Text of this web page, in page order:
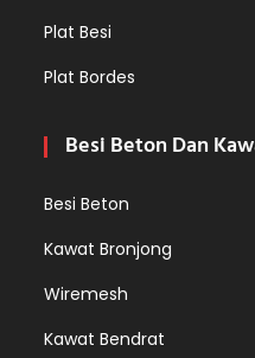
Plat Besi
Plat Bordes
Besi Beton Dan
Besi Beton
Kawat Bronjong
Wiremesh
Kawat Bendrat